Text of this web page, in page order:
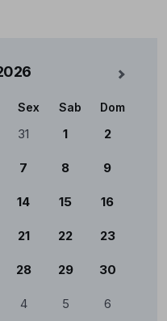
Mês
Sex Sab Dom
31 1 2
7 8 9
14 15 16
21 22 23
28 29 30
4 5 6